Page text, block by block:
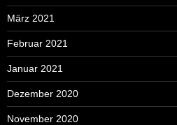
März 2021
Februar 2021
Januar 2021
Dezember 2020
November 2020